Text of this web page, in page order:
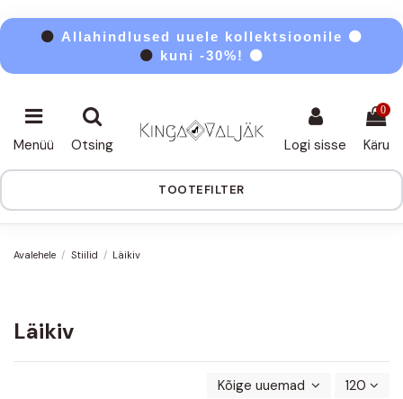
⚫ Allahindlused uuele kollektsioonile ⚫
⚫ kuni -30%! ⚫
Menüü Otsing Logi sisse
0
Käru
TOOTEFILTER
Avalehele Stiilid Läikiv
Läikiv
Kõige uuemad enne 120